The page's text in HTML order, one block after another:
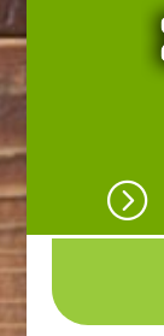
=